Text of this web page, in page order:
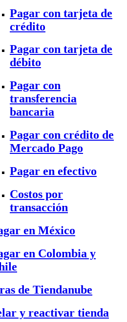
Pagar con tarjeta de
crédito
Pagar con tarjeta de
débito
Pagar con
transferencia
bancaria
Pagar con crédito de
Mercado Pago
Pagar en efectivo
Costos por
transacción
en México
en Colombia y
de Tiendanube
y reactivar tienda